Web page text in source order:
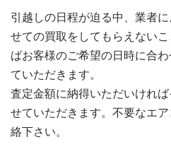
引越しの日程が迫る中、業者
せての買取をしてもらえない
ばお客様のご希望の日時に合
ていただきます。
査定金額に納得いただいけれ
せていただきます。不要なエ
絡下さい。